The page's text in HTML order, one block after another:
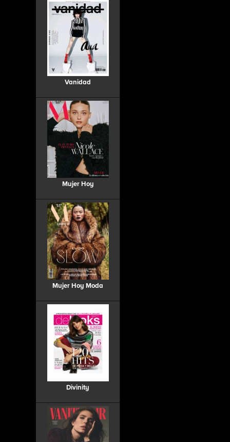
Vanidad
Mujer Hoy
Mujer Hoy Moda
Divinity